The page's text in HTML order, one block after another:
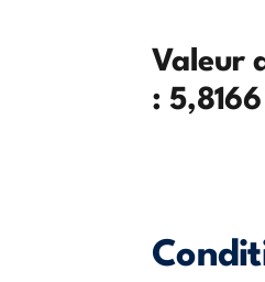
Valeur
: